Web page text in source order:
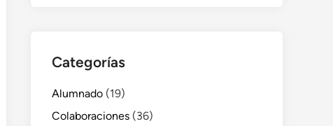
Categorías
Alumnado (19)
Colaboraciones (36)